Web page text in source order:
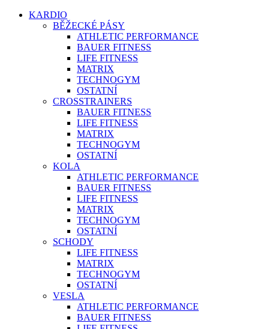
KARDIO
BĚŽECKÉ PÁSY
ATHLETIC PERFORMANCE
BAUER FITNESS
LIFE FITNESS
MATRIX
TECHNOGYM
OSTATNÍ
CROSSTRAINERS
BAUER FITNESS
LIFE FITNESS
MATRIX
TECHNOGYM
OSTATNÍ
KOLA
ATHLETIC PERFORMANCE
BAUER FITNESS
LIFE FITNESS
MATRIX
TECHNOGYM
OSTATNÍ
SCHODY
LIFE FITNESS
MATRIX
TECHNOGYM
OSTATNÍ
VESLA
ATHLETIC PERFORMANCE
BAUER FITNESS